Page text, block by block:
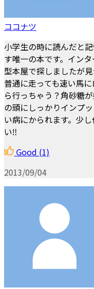
ココナツ
小学生の時に読んだと
す唯一の本です。イン
型本屋で探しましたが
普通に走っても速い馬
ら行っちゃう？角砂糖
の頭にしっかりインプ
い病にかられます。少
い‼
Good (1)
2013/09/04